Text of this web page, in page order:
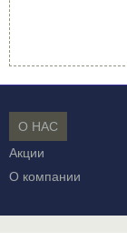
О НАС
Акции
О компании